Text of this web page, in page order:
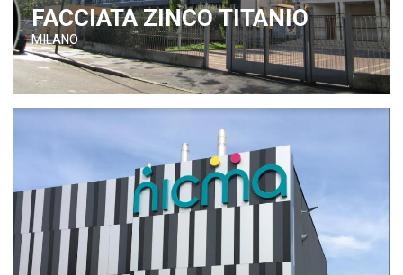
FACCIATA ZINCO TITANIO
MILANO